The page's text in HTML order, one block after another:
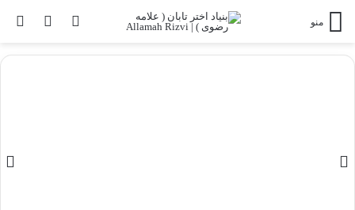
تغییر ورود منو